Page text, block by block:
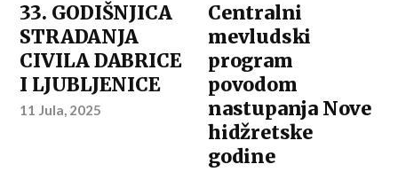
33. GODIŠNJICA
STRADANJA
CIVILA DABRICE
I LJUBLJENICE
11 Jula, 2025
Centralni
mevludski
program
povodom
nastupanja Nove
hidžretske
godine